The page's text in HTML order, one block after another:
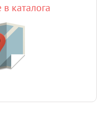
каталога